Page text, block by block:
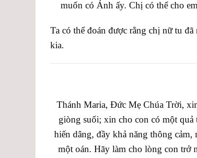
muốn có Ảnh ấy. Chị có thể cho
Ta có thể đoán được rằng chị nữ tu
kia.
Thánh Maria, Đức Mẹ Chúa Trời,
giòng suối; xin cho con có một
hiến dâng, đầy khả năng thông
một oán. Hãy làm cho lòng con trở